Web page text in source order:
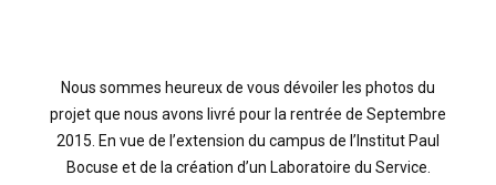
Nous sommes heureux de vous dévoiler les photos du
projet que nous avons livré pour la rentrée de Septembre
2015. En vue de l’extension du campus de l’Institut Paul
Bocuse et de la création d’un Laboratoire du Service.